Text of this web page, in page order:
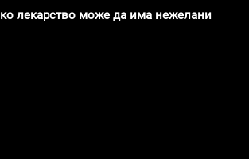
лекарство може да има нежелани